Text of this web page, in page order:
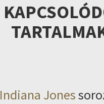
Indiana Jones